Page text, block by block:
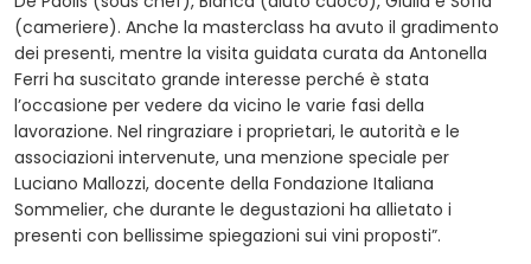
(cameriere). Anche la masterclass ha avuto il gradimento
dei presenti, mentre la visita guidata curata da Antonella
Ferri ha suscitato grande interesse perché è stata
l’occasione per vedere da vicino le varie fasi della
lavorazione. Nel ringraziare i proprietari, le autorità e le
associazioni intervenute, una menzione speciale per
Luciano Mallozzi, docente della Fondazione Italiana
Sommelier, che durante le degustazioni ha allietato i
presenti con bellissime spiegazioni sui vini proposti”.